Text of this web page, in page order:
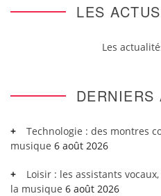
LES
Les
DERNIERS
Technologie : des montres
musique 6 août 2026
Loisir : les assistants
la musique 6 août 2026